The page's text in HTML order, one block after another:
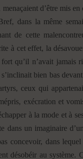
d’être mis en
dans la même
de cette
à cet effet, la
qu’il n’avait jamais
bien bas
ceux qui
exécration et
à la mode et à
dans un imaginaire
concevoir, dans
désobéir au système.